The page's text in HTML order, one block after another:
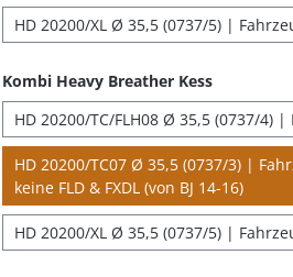
HD 20200/XL Ø 35,5 (0737/5) |
Kombi Heavy Breather Kess
HD 20200/TC/FLH08 Ø 35,5 (0737/4) |
HD 20200/TC07 Ø 35,5 (0737/3) |
keine FLD & FXDL (von BJ 14-16)
HD 20200/XL Ø 35,5 (0737/5) |